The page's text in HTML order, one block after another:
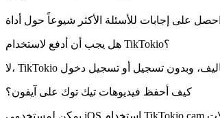
هل يجب أن أدفع لاستخدام TikTokio؟
كيف أحفظ فيديوهات تيك توك على آيفون؟